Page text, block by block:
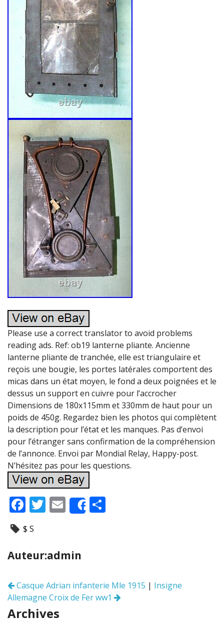
Please use a correct translator to avoid problems
reading ads. Ref: ob19 lanterne pliante. Ancienne
lanterne pliante de tranchée, elle est triangulaire et
reçois une bougie, les portes latérales comportent des
micas dans un état moyen, le fond a deux poignées et le
dessus un support en cuivre pour l’accrocher
Dimensions de 180x115mm et 330mm de haut pour un
poids de 450g. Regardez bien les photos qui complètent
la description pour l’état et les manques. Pas d’envoi
pour l’étranger sans confirmation de la compréhension
de l’annonce. Envoi par Mondial Relay, Happy-post.
N’hésitez pas pour les questions.
F
ac
e
b
o
k
T
er
E
m
l
Share
$ S
Auteur:admin
Navigation
des
articles
Casque Adrian infanterie Mle 1915 | Insigne
Allemagne Croix de Fer ww1
Archives